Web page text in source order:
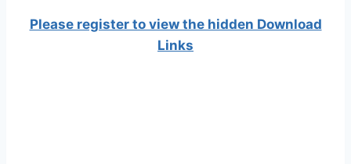
Please register to view the hidden Download
Links